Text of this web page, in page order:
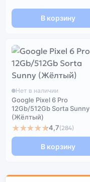
В корзину
Нет в наличии
Google Pixel 6 Pro
12Gb/512Gb Sorta Sunny
(Жёлтый)
★★★★★4,7(284)
В корзину